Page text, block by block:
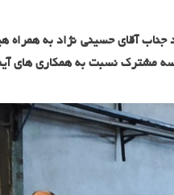
روز چهارشنبه مورخ ۱۸ بهمن ۱۴۰۲ فرماندار شهرستان زرند جناب
مشترک نسبت به همکاری های